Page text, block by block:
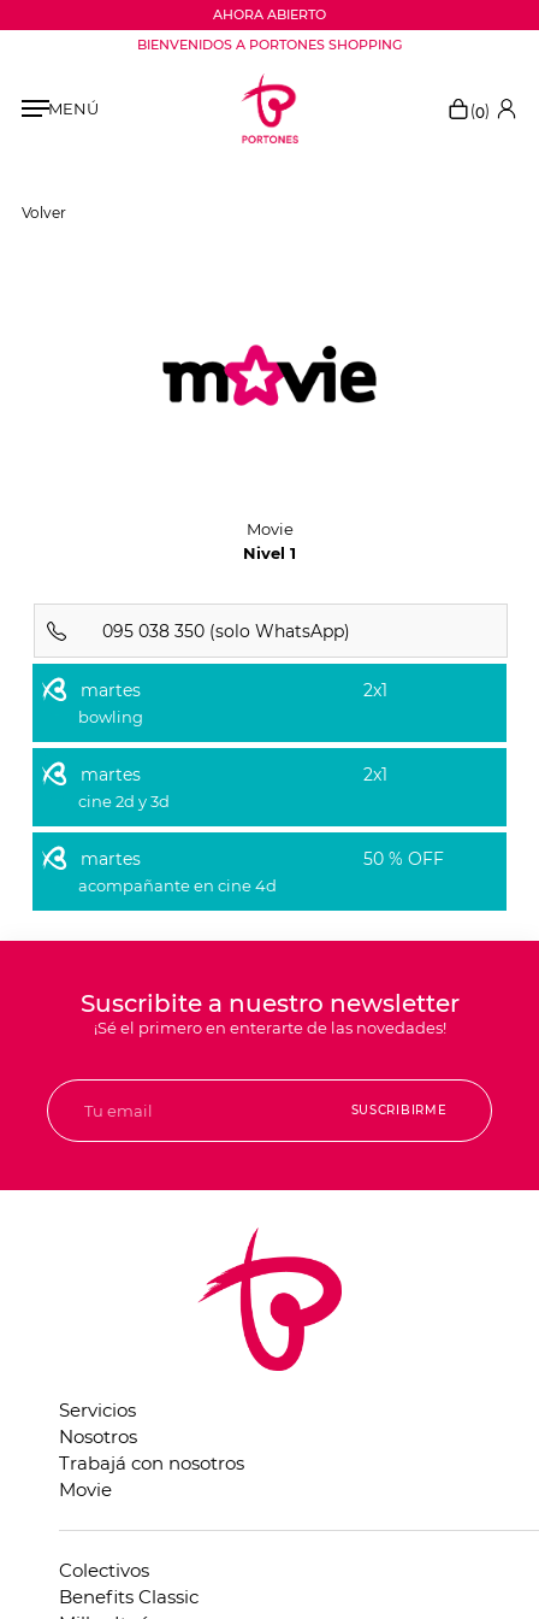
AHORA ABIERTO
BIENVENIDOS A PORTONES SHOPPING
MENÚ (0)
Volver
Movie
Nivel 1
095 038 350 (solo WhatsApp)
martes 2x1
bowling
martes 2x1
cine 2d y 3d
martes 50 % OFF
acompañante en cine 4d
Suscribite a nuestro newsletter
¡Sé el primero en enterarte de las novedades!
SUSCRIBIRME
Servicios
Nosotros
Trabajá con nosotros
Movie
Colectivos
Benefits Classic